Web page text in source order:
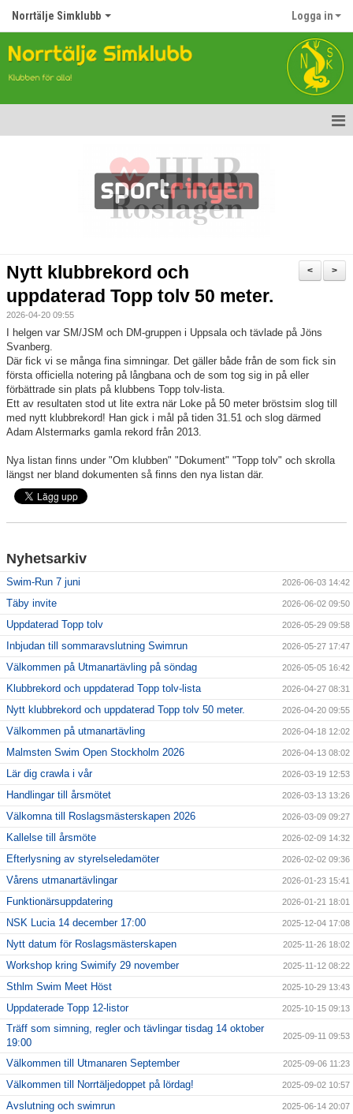
Norrtälje Simklubb Logga in
Topp Tolv
Anmälan till Simklubben
Våra tävlingar
Klubbkollektion
>
<
Nytt klubbrekord och
uppdaterad Topp tolv 50 meter.
2026-04-20 09:55
I helgen var SM/JSM och DM-gruppen i Uppsala och tävlade på Jöns
Svanberg.
Där fick vi se många fina simningar. Det gäller både från de som fick sin
första officiella notering på långbana och de som tog sig in på eller
förbättrade sin plats på klubbens Topp tolv-lista.
Ett av resultaten stod ut lite extra när Loke på 50 meter bröstsim slog till
med nytt klubbrekord! Han gick i mål på tiden 31.51 och slog därmed
Adam Alstermarks gamla rekord från 2013.
Nya listan finns under "Om klubben" "Dokument" "Topp tolv" och skrolla
längst ner bland dokumenten så finns den nya listan där.
Nyhetsarkiv
Swim-Run 7 juni 2026-06-03 14:42
Täby invite 2026-06-02 09:50
Uppdaterad Topp tolv 2026-05-29 09:58
Inbjudan till sommaravslutning Swimrun 2026-05-27 17:47
Välkommen på Utmanartävling på söndag 2026-05-05 16:42
Klubbrekord och uppdaterad Topp tolv-lista 2026-04-27 08:31
Nytt klubbrekord och uppdaterad Topp tolv 50 meter. 2026-04-20 09:55
Välkommen på utmanartävling 2026-04-18 12:02
Malmsten Swim Open Stockholm 2026 2026-04-13 08:02
Lär dig crawla i vår 2026-03-19 12:53
Handlingar till årsmötet 2026-03-13 13:26
Välkomna till Roslagsmästerskapen 2026 2026-03-09 09:27
Kallelse till årsmöte 2026-02-09 14:32
Efterlysning av styrelseledamöter 2026-02-02 09:36
Vårens utmanartävlingar 2026-01-23 15:41
Funktionärsuppdatering 2026-01-21 18:01
NSK Lucia 14 december 17:00 2025-12-04 17:08
Nytt datum för Roslagsmästerskapen 2025-11-26 18:02
Workshop kring Swimify 29 november 2025-11-12 08:22
Sthlm Swim Meet Höst 2025-10-29 13:43
Uppdaterade Topp 12-listor 2025-10-15 09:13
Träff som simning, regler och tävlingar tisdag 14 oktober
19:00
2025-09-11 09:53
Välkommen till Utmanaren September 2025-09-06 11:23
Välkommen till Norrtäljedoppet på lördag! 2025-09-02 10:57
Avslutning och swimrun 2025-06-14 20:07